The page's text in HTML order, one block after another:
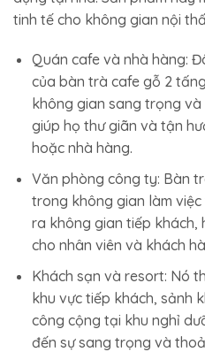
tinh tế cho không gian nội
Quán cafe và nhà hàng:
của bàn trà cafe gỗ 2
không gian sang trọng
giúp họ thư giãn và tận
hoặc nhà hàng.
Văn phòng công ty: Bàn
trong không gian làm
ra không gian tiếp khách,
cho nhân viên và khách
Khách sạn và resort: Nó
khu vực tiếp khách, sảnh
công cộng tại khu nghỉ
đến sự sang trọng và